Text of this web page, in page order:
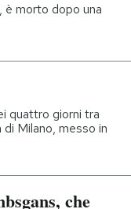
è morto dopo una
quattro giorni tra
Milano, messo in
che